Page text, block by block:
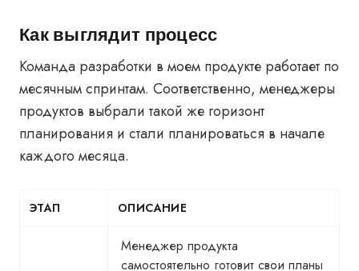
Как выглядит процесс
Команда разработки в моем продукте работает по
месячным спринтам. Соответственно, менеджеры
продуктов выбрали такой же горизонт
планирования и стали планироваться в начале
каждого месяца.
ЭТАП ОПИСАНИЕ
Менеджер продукта
самостоятельно готовит свои планы